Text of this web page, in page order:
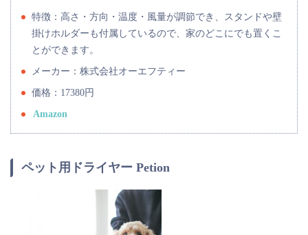
特徴：高さ・方向・温度・風量が調節でき、スタンドや壁
掛けホルダーも付属しているので、家のどこにでも置くこ
とができます。
メーカー：株式会社オーエフティー
価格：17380円
Amazon
ペット用ドライヤー Petion